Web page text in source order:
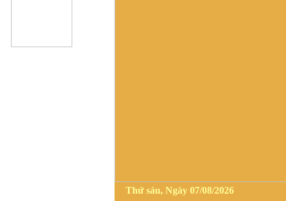
Thứ sáu, Ngày 07/08/2026